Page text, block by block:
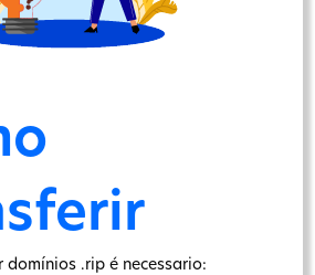
domínios .rip é necessario: